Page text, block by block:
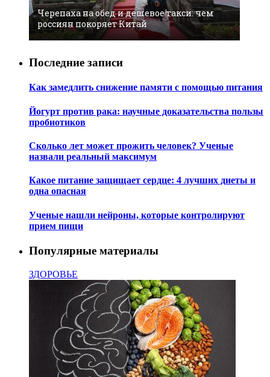
Черепаха на обед и дешевое такси: чем
россиян покоряет Китай
Последние записи
Как замедлить снижение памяти с помощью питания
Йогурт против рака: научные доказательства пользы
пробиотиков
Сколько лет может прожить человек? Ученые
назвали реальный максимум
Какое питание защищает сердце: 4 лучших диеты и
одна опасная
Ученые нашли нейроны, которые контролируют
прием пищи
Популярные материалы
ЗДОРОВЬЕ